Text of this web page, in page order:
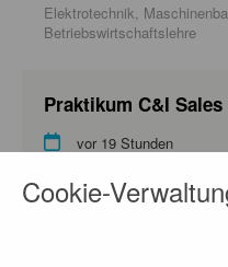
Elektrotechnik,
Betriebswirtschaftslehre
Praktikum C&I
vor 19 Stunden
Praktikum,
Cookie-